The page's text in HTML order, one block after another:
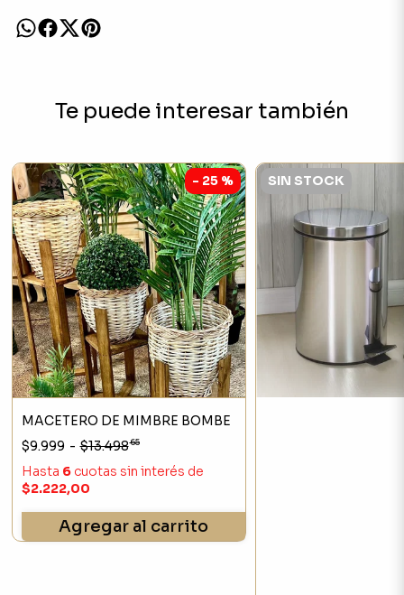
Te puede interesar también
- 25 %
MACETERO DE MIMBRE BOMBE
$9.999 - $13.49865
Hasta 6cuotas sin interés de
$2.222,00
Agregar al carrito
SIN STOCK